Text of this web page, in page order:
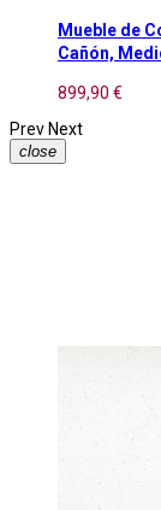
Mueble de
Cañón,
899,90 €
Prev Next
close